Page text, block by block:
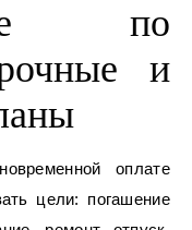
по
и
оплате
цели: погашение